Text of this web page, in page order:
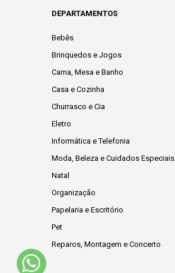
DEPARTAMENTOS
Bebês
Brinquedos e Jogos
Cama, Mesa e Banho
Casa e Cozinha
Churrasco e Cia
Eletro
Informática e Telefonia
Moda, Beleza e Cuidados Especiais
Natal
Organização
Papelaria e Escritório
Pet
Reparos, Montagem e Concerto